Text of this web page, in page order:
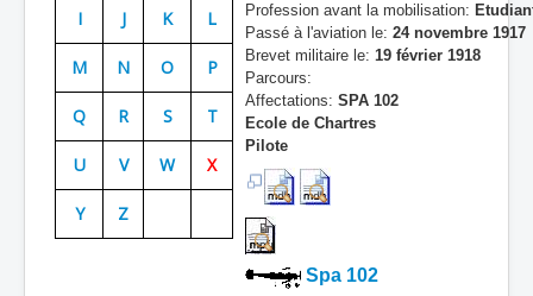
Personnels
Doctrines
Batailles
Les As
Cahiers des As
I J K L
M N O P
Q R S T
U V W X
Y Z
Profession avant la mobilisation:
Passé à l'aviation le: 24 novembre 1917
Brevet militaire le: 19 février 1918
Parcours:
Affectations: SPA 102
Ecole de Chartres
Pilote
Spa 102